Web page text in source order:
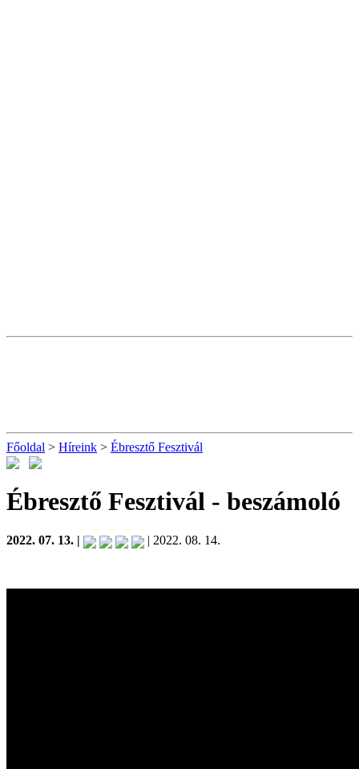
Főoldal > Híreink > Ébresztő Fesztivál
Ébresztő Fesztivál - beszámoló
2022. 07. 13. | | 2022. 08. 14.